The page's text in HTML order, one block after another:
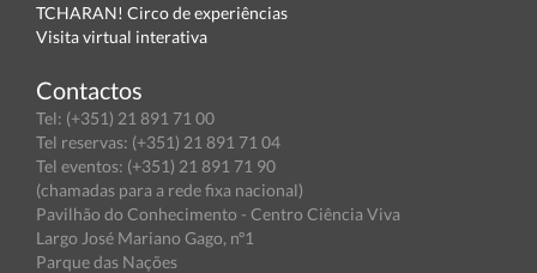
TCHARAN! Circo de experiências
Visita virtual interativa
Contactos
Tel: (+351) 21 891 71 00
Tel reservas: (+351) 21 891 71 04
Tel eventos: (+351) 21 891 71 90
(chamadas para a rede fixa nacional)
Pavilhão do Conhecimento - Centro Ciência Viva
Largo José Mariano Gago, nº1
Parque das Nações